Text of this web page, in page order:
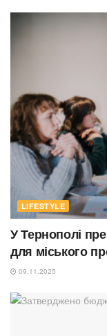
LIFESTYLE
У Тернополі
для міського
09.11.2025